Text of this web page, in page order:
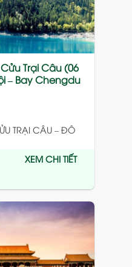
Trại Câu (06
– Bay Chengdu
TRẠI CÂU – ĐÔ
XEM CHI TIẾT
wishlist